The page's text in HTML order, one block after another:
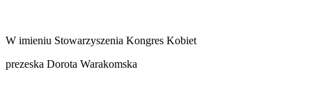
W imieniu Stowarzyszenia Kongres Kobiet
prezeska Dorota Warakomska